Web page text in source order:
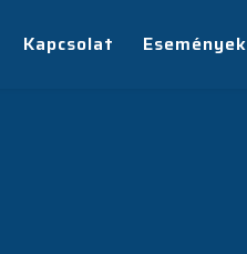
Kapcsolat Események